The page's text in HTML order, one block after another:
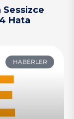
Sessizce
Hata
HABERLER